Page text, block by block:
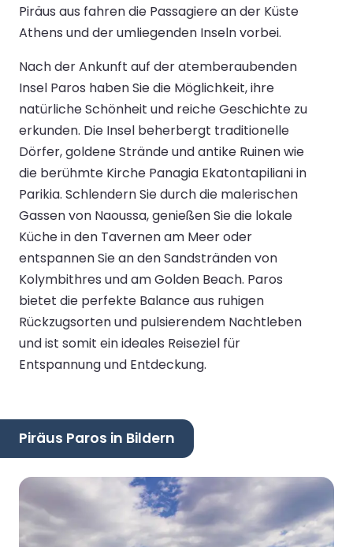
Piräus aus fahren die Passagiere an der Küste
Athens und der umliegenden Inseln vorbei.
Nach der Ankunft auf der atemberaubenden
Insel Paros haben Sie die Möglichkeit, ihre
natürliche Schönheit und reiche Geschichte zu
erkunden. Die Insel beherbergt traditionelle
Dörfer, goldene Strände und antike Ruinen wie
die berühmte Kirche Panagia Ekatontapiliani in
Parikia. Schlendern Sie durch die malerischen
Gassen von Naoussa, genießen Sie die lokale
Küche in den Tavernen am Meer oder
entspannen Sie an den Sandstränden von
Kolymbithres und am Golden Beach. Paros
bietet die perfekte Balance aus ruhigen
Rückzugsorten und pulsierendem Nachtleben
und ist somit ein ideales Reiseziel für
Entspannung und Entdeckung.
Piräus Paros in Bildern